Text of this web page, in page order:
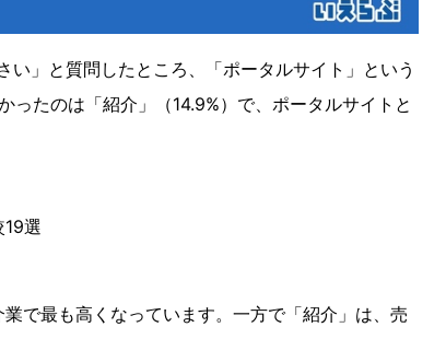
」と質問したところ、「ポータルサイト」という
たのは「紹介」（14.9%）で、ポータルサイトと
選
で最も高くなっています。一方で「紹介」は、売